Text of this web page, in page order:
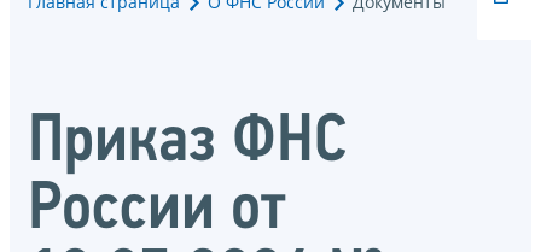
Приказ ФНС
России от